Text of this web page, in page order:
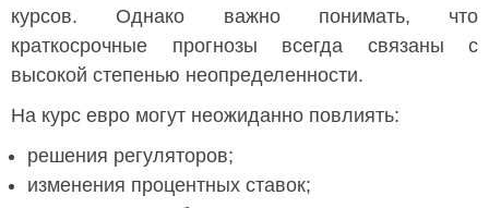
курсов. Однако важно понимать, что
краткосрочные прогнозы всегда связаны с
высокой степенью неопределенности.
На курс евро могут неожиданно повлиять:
решения регуляторов;
изменения процентных ставок;